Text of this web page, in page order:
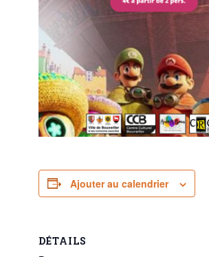
Ajouter au calendrier
DÉTAILS